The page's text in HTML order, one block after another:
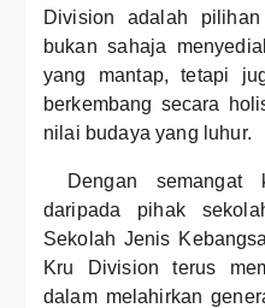
Division adalah
bukan sahaja
yang mantap, tetapi
berkembang secara
nilai budaya yang luhur.
Dengan semangat
daripada pihak
Sekolah Jenis
Kru Division terus
dalam melahirkan